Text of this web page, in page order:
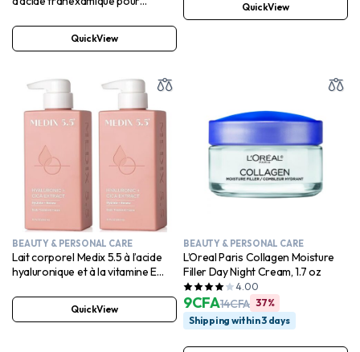
cibler les irrégularités et les points
noirs 30 ml
QuickView
huile d’avocat pour tous les types
QuickView
BEAUTY & PERSONAL CARE
Lait corporel Medix 5.5 à l’acide
hyaluronique et à la vitamine E
QuickView
BEAUTY & PERSONAL CARE
L’Oreal Paris Collagen Moisture
Filler Day Night Cream, 1.7 oz
4.00
14CFA
9CFA
37%
Shipping within 3 days